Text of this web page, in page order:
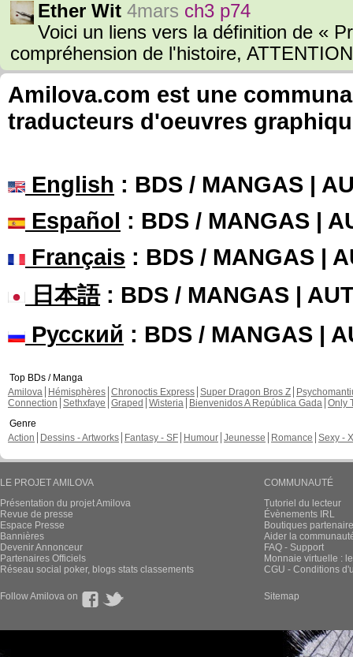
Ether Wit 4mars ch3 p74
Voici un liens vers la définition de «
compréhension de l'histoire,
Amilova.com est une
traducteurs d'oeuvres
English : BDS / MANGAS |
Español : BDS / MANGAS |
Français : BDS / MANGAS |
日本語: BDS / MANGAS |
Русский : BDS / MANGAS |
Top BDs / Manga
Amilova
Hémisphères Chronoctis Express Super Dragon Bros Z
Connection Sethxfaye Graped Wisteria Bienvenidos A República Gada Only
Genre
Action
Dessins - Artworks Fantasy - SF Humour Jeunesse Romance Sexy -
LE PROJET AMILOVA
Présentation du projet Amilova
Revue de presse
Espace Presse
Bannières
Devenir Annonceur
Partenaires Officiels
Réseau social poker, blogs stats classements
COMMUNAUTÉ
Tutoriel du lecteur
Évènements IRL
Boutiques
Aider la
FAQ - Support
Monnaie virtuelle :
CGU - Conditions
Follow Amilova on Sitemap